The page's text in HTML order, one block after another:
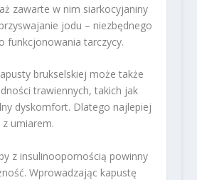
zawarte w nim siarkocyjaniny
jodu – niezbędnego
funkcjonowania tarczycy.
brukselskiej może także
trawiennych, takich jak
dyskomfort. Dlatego najlepiej
umiarem.
z insulinoopornością powinny
Wprowadzając kapustę